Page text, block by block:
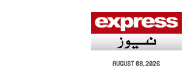
AUGUST 08, 2026